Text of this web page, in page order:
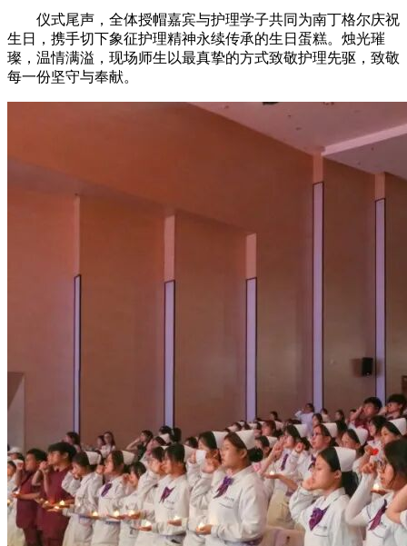
仪式尾声，全体授帽嘉宾与护理学子共同为南丁格尔庆祝
生日，携手切下象征护理精神永续传承的生日蛋糕。烛光璀
璨，温情满溢，现场师生以最真挚的方式致敬护理先驱，致敬
每一份坚守与奉献。